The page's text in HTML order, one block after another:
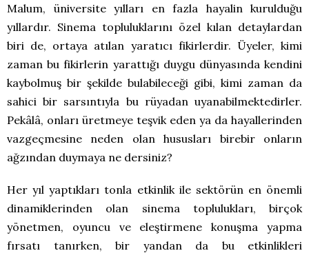
Malum, üniversite yılları en fazla hayalin kurulduğu
yıllardır. Sinema topluluklarını özel kılan detaylardan
biri de, ortaya atılan yaratıcı fikirlerdir. Üyeler, kimi
zaman bu fikirlerin yarattığı duygu dünyasında kendini
kaybolmuş bir şekilde bulabileceği gibi, kimi zaman da
sahici bir sarsıntıyla bu rüyadan uyanabilmektedirler.
Pekâlâ, onları üretmeye teşvik eden ya da hayallerinden
vazgeçmesine neden olan hususları birebir onların
ağzından duymaya ne dersiniz?
Her yıl yaptıkları tonla etkinlik ile sektörün en önemli
dinamiklerinden olan sinema toplulukları, birçok
yönetmen, oyuncu ve eleştirmene konuşma yapma
fırsatı tanırken, bir yandan da bu etkinlikleri